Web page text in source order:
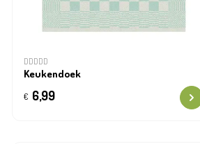
DDDDD
Keukendoek
€ 6,99